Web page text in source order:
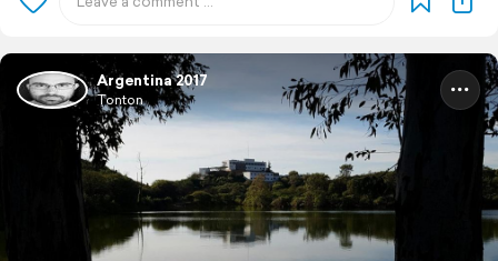
Argentina 2017
Tonton